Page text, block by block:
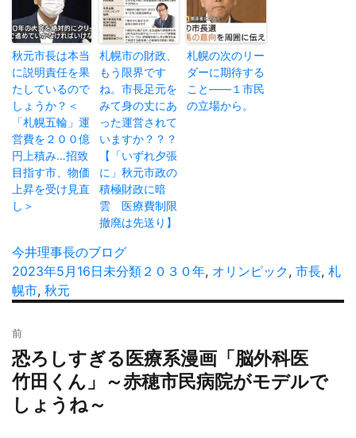
秋元市長は本当
に説明責任を果
たしているので
しょうか？＜
「札幌五輪」運
営費を２００億
円上積み…招致
目指す市、物価
上昇を受け見直
し＞
札幌市の財政、
もう限界です
ね。市長足元を
みて身の丈にあ
った運営されて
いますか？？？
【「いずれ夕張
に」秋元市政の
積極財政に暗
雲 医療費制限
撤廃は先送り】
札幌の次のリー
ダーに期待する
こと——１市民
の立場から。
投
稿
者
今井理事長のブログ
投
稿
2023年5月16日カ
ー
未分類 タ
２０３０年, オリンピック, 市長, 札
幌市, 秋元
稿
ナ
ビ
ゲ
前
過
去
の
投
恐ろしすぎる医療系漫画「脳外科医
竹田くん」～赤穂市民病院がモデルで
しょうね～